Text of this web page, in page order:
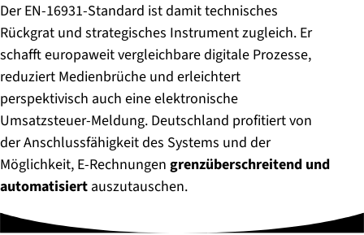
Der EN-16931-Standard ist damit technisches
Rückgrat und strategisches Instrument zugleich. Er
schafft europaweit vergleichbare digitale Prozesse,
reduziert Medienbrüche und erleichtert
perspektivisch auch eine elektronische
Umsatzsteuer-Meldung. Deutschland profitiert von
der Anschlussfähigkeit des Systems und der
Möglichkeit, E-Rechnungen grenzüberschreitend und
automatisiert auszutauschen.